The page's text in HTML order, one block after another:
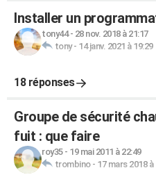
Installer un
tony44- 28 nov. 2018 à 21:17
tony- 14 janv. 2021 à 19:29
18 réponses
Groupe de sécurité
fuit : que faire
roy35- 19 mai 2011 à 22:49
trombino- 17 mars 2018 à